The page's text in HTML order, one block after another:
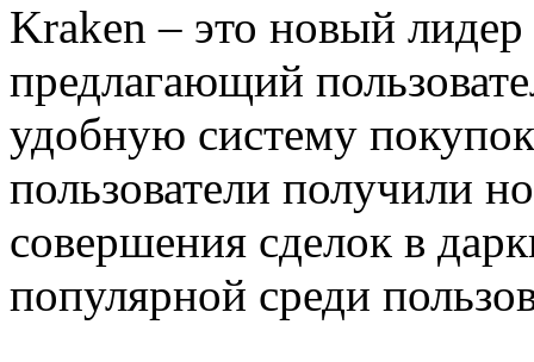
Kraken – это новый
предлагающий
удобную систему
пользователи получили
совершения сделок в
популярной среди